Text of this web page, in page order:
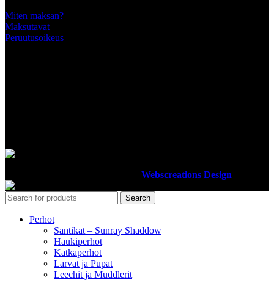
Miten maksan?
Maksutavat
Peruutusoikeus
Webscreations Design
Search
Perhot
Santikat – Sunray Shaddow
Haukiperhot
Katkaperhot
Larvat ja Pupat
Leechit ja Muddlerit